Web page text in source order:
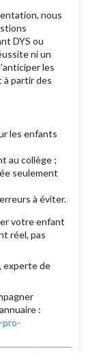
nous
DYS ou
ni un
les
à partir des
les enfants
au collège ;
seulement
à éviter.
votre enfant
réel, pas
experte de
:
pro-